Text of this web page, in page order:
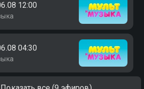
12:00
04:30